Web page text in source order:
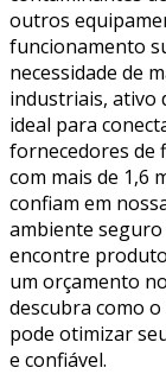
outros
funcionamento
necessidade de
industriais, ativo
ideal para
fornecedores de
com mais de 1,6
confiam em
ambiente
encontre
um orçamento
descubra como
pode otimizar
e confiável.